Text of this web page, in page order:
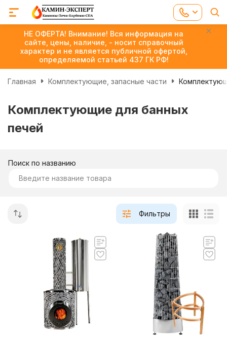
НЕ ОФЕРТА! Внимание! Вся информация на
сайте, цены, наличие, - носит справочный
характер и не является публичной офертой,
определяемой статьей 437 ГК РФ!
Главная Комплектующие, запасные части
Комплектующие для банных
печей
Поиск по названию
Фильтры